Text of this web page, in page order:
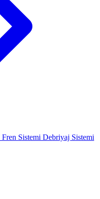
Fren Sistemi Debriyaj Sistemi